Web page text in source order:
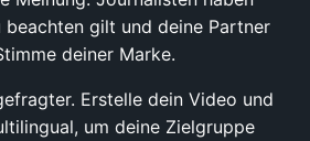
beachten gilt und deine Partner
deiner Marke.
Erstelle dein Video und
um deine Zielgruppe